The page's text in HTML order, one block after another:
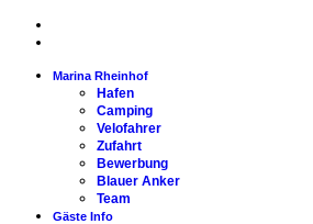
Marina Rheinhof
Hafen
Camping
Velofahrer
Zufahrt
Bewerbung
Blauer Anker
Team
Gäste Info